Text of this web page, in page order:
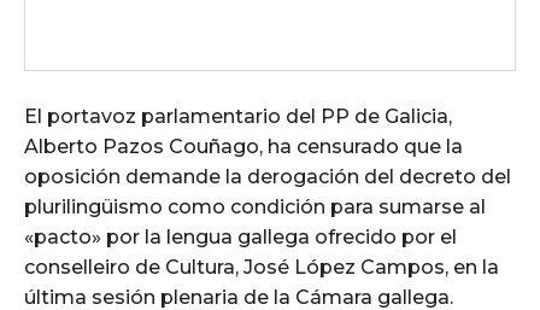
El portavoz parlamentario del PP de Galicia,
Alberto Pazos Couñago, ha censurado que la
oposición demande la derogación del decreto del
plurilingüismo como condición para sumarse al
«pacto» por la lengua gallega ofrecido por el
conselleiro de Cultura, José López Campos, en la
última sesión plenaria de la Cámara gallega.